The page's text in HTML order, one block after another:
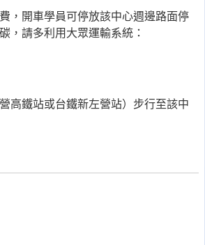
，開車學員可停放該中心週邊路面停
，請多利用大眾運輸系統：
高鐵站或台鐵新左營站）步行至該中